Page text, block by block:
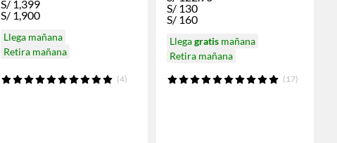
S/ 1,399
S/ 1,900
Llega mañana
Retira mañana
(4)
S/ 130
S/ 160
Llegagratismañana
Retira mañana
(17)